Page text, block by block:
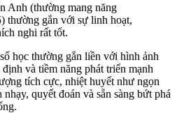
Anh (thường mang năng
thường gắn với sự linh hoạt,
nghi rất tốt.
học thường gắn liền với hình ảnh
và tiềm năng phát triển mạnh
tích cực, nhiệt huyết như ngọn
quyết đoán và sẵn sàng bứt phá